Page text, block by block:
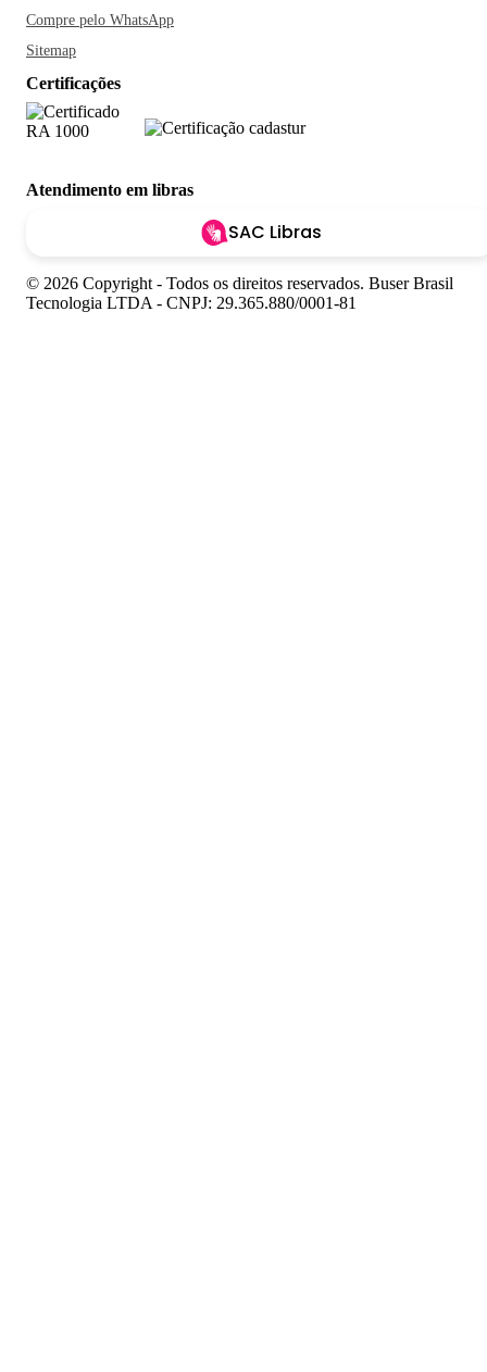
Compre pelo WhatsApp
Sitemap
Certificações
Atendimento em libras
SAC Libras
© 2026 Copyright - Todos os direitos reservados. Buser Brasil
Tecnologia LTDA - CNPJ: 29.365.880/0001-81